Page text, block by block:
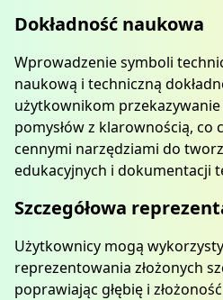
Dokładność naukowa
Wprowadzenie symboli
naukową i techniczną
użytkownikom
pomysłów z klarownością, co
cennymi narzędziami do
edukacyjnych i dokumentacji
Szczegółowa
Użytkownicy mogą
reprezentowania złożonych
poprawiając głębię i